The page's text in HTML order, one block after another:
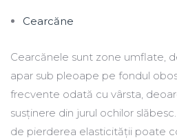
Cearcăne
Cearcănele sunt zone umflate,
apar sub pleoape pe fondul
frecvente odată cu vârsta,
susținere din jurul ochilor
de pierderea elasticității poate